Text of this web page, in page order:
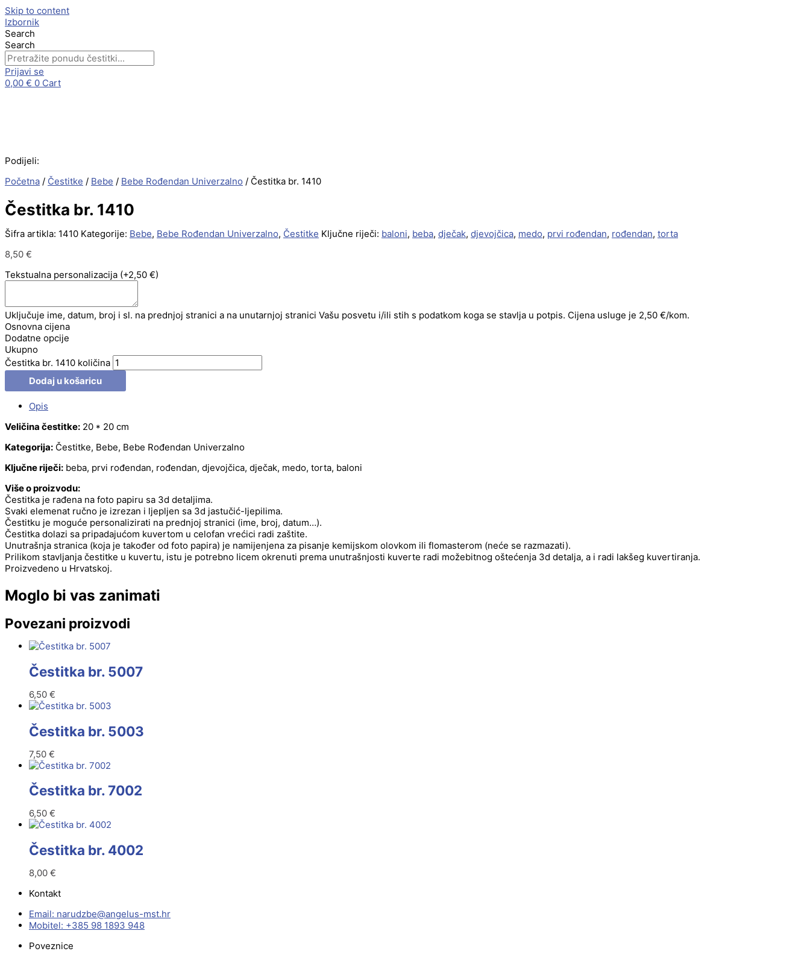
Skip to content
Izbornik
Search
Search
Prijavi se
0,00 € 0 Cart
Podijeli:
Početna / Čestitke / Bebe / Bebe Rođendan Univerzalno / Čestitka br. 1410
Čestitka br. 1410
Šifra artikla: 1410 Kategorije: Bebe, Bebe Rođendan Univerzalno, Čestitke Ključne riječi: baloni, beba, dječak, djevojčica, medo, prvi rođendan, rođendan, torta
8,50 €
Tekstualna personalizacija (+2,50 €)
Uključuje ime, datum, broj i sl. na prednjoj stranici a na unutarnjoj stranici Vašu posvetu i/ili stih s podatkom koga se stavlja u potpis. Cijena usluge je 2,50 €/kom.
Osnovna cijena
Dodatne opcije
Ukupno
Čestitka br. 1410 količina
Dodaj u košaricu
Opis
Veličina čestitke: 20 * 20 cm
Kategorija: Čestitke, Bebe, Bebe Rođendan Univerzalno
Ključne riječi: beba, prvi rođendan, rođendan, djevojčica, dječak, medo, torta, baloni
Više o proizvodu:
Čestitka je rađena na foto papiru sa 3d detaljima.
Svaki elemenat ručno je izrezan i ljepljen sa 3d jastučić-ljepilima.
Čestitku je moguće personalizirati na prednjoj stranici (ime, broj, datum…).
Čestitka dolazi sa pripadajućom kuvertom u celofan vrećici radi zaštite.
Unutrašnja stranica (koja je također od foto papira) je namijenjena za pisanje kemijskom olovkom ili flomasterom (neće se razmazati).
Prilikom stavljanja čestitke u kuvertu, istu je potrebno licem okrenuti prema unutrašnjosti kuverte radi možebitnog oštećenja 3d detalja, a i radi lakšeg kuvertiranja.
Proizvedeno u Hrvatskoj.
Moglo bi vas zanimati
Povezani proizvodi
Čestitka br. 5007
6,50 €
Čestitka br. 5003
7,50 €
Čestitka br. 7002
6,50 €
Čestitka br. 4002
8,00 €
Kontakt
Email:
rh.tsm-sulegna
@ebzduran
Mobitel: +385 98 1893 948
Poveznice